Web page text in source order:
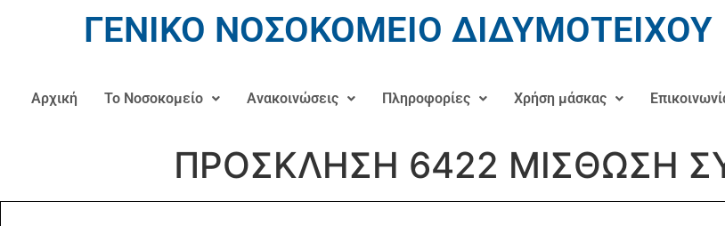
ΓΕΝΙΚΟ ΝΟΣΟΚΟΜΕΙΟ ΔΙΔΥΜΟΤΕΙΧΟΥ
Αρχική Το Νοσοκομείο Ανακοινώσεις Πληροφορίες Χρήση μάσκας
ΠΡΟΣΚΛΗΣΗ 6422 ΜΙΣΘΩΣΗ